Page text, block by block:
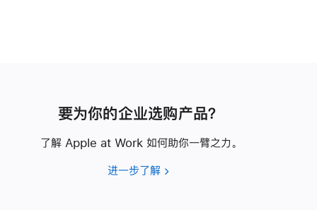
要为你的企业选购产品？
了解 Apple at Work 如何助你一臂之力。
进一步了解 要